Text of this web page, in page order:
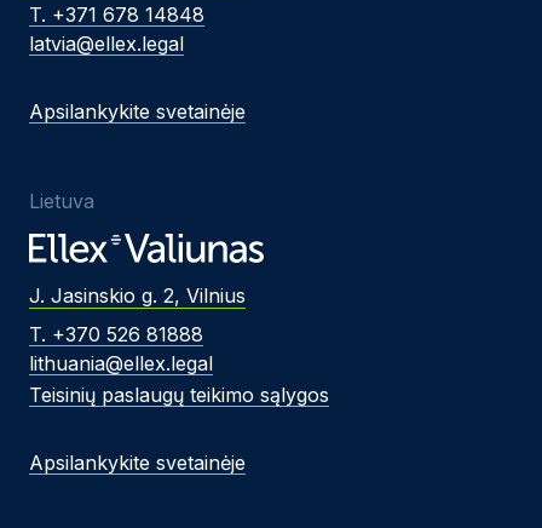
T. +371 678 14848
latvia@ellex.legal
Apsilankykite svetainėje
Lietuva
J. Jasinskio g. 2, Vilnius
T. +370 526 81888
lithuania@ellex.legal
Teisinių paslaugų teikimo sąlygos
Apsilankykite svetainėje